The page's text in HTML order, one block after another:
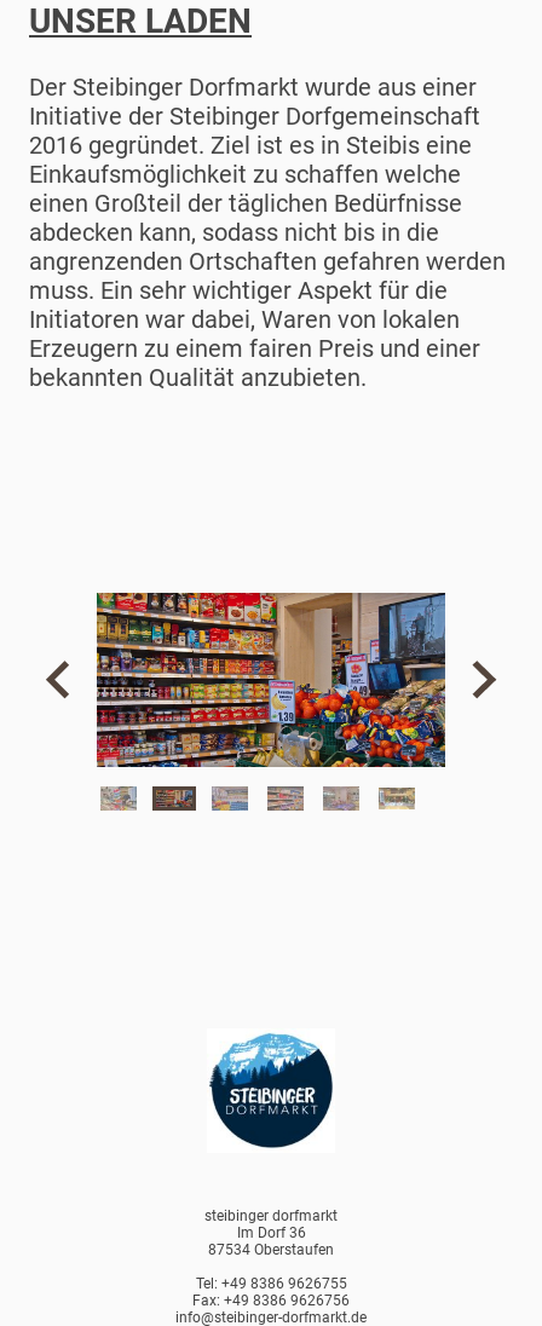
UNSER LADEN
Der Steibinger Dorfmarkt wurde aus einer
Initiative der Steibinger Dorfgemeinschaft
2016 gegründet. Ziel ist es in Steibis eine
Einkaufsmöglichkeit zu schaffen welche
einen Großteil der täglichen Bedürfnisse
abdecken kann, sodass nicht bis in die
angrenzenden Ortschaften gefahren werden
muss. Ein sehr wichtiger Aspekt für die
Initiatoren war dabei, Waren von lokalen
Erzeugern zu einem fairen Preis und einer
bekannten Qualität anzubieten.
steibinger dorfmarkt
Im Dorf 36
87534 Oberstaufen
Tel: +49 8386 9626755
Fax: +49 8386 9626756
info@steibinger-dorfmarkt.de